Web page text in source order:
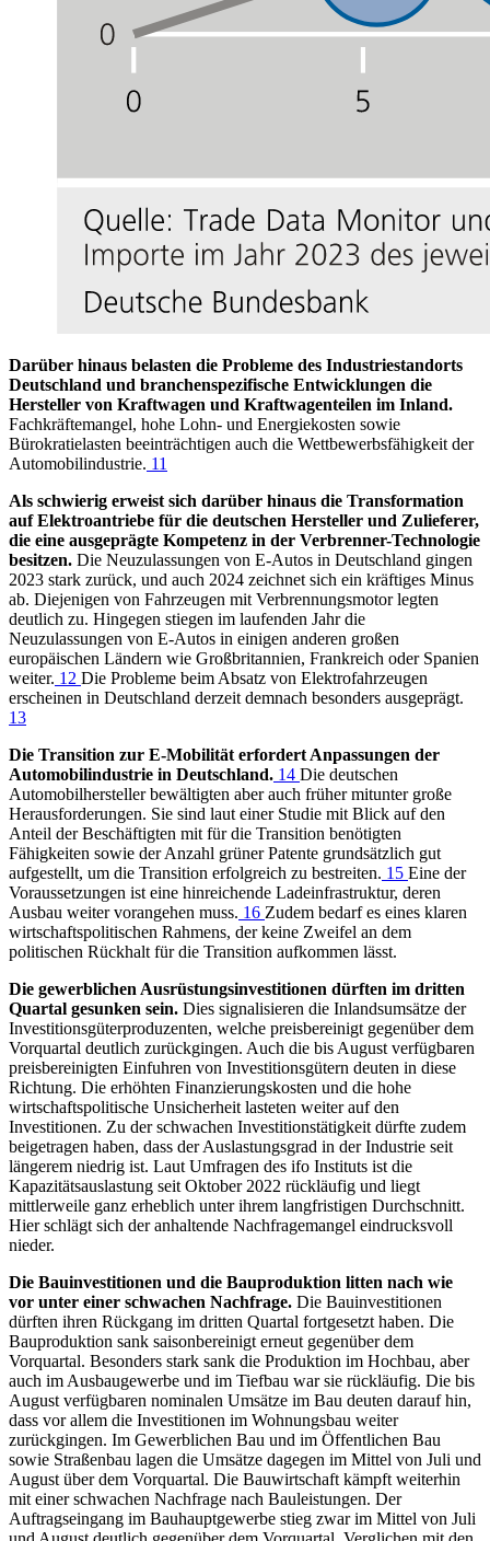
Darüber hinaus belasten die Probleme des Industriestandorts
Deutschland und branchenspezifische Entwicklungen die
Hersteller von Kraftwagen und Kraftwagenteilen im Inland.
Fachkräftemangel, hohe Lohn- und Energiekosten sowie
Bürokratielasten beeinträchtigen auch die Wettbewerbsfähigkeit der
Automobilindustrie. 11
Als schwierig erweist sich darüber hinaus die Transformation
auf Elektroantriebe für die deutschen Hersteller und Zulieferer,
die eine ausgeprägte Kompetenz in der Verbrenner-Technologie
besitzen. Die Neuzulassungen von E-Autos in Deutschland gingen
2023 stark zurück, und auch 2024 zeichnet sich ein kräftiges Minus
ab. Diejenigen von Fahrzeugen mit Verbrennungsmotor legten
deutlich zu. Hingegen stiegen im laufenden Jahr die
Neuzulassungen von E-Autos in einigen anderen großen
europäischen Ländern wie Großbritannien, Frankreich oder Spanien
weiter. 12 Die Probleme beim Absatz von Elektrofahrzeugen
erscheinen in Deutschland derzeit demnach besonders ausgeprägt.
13
Die Transition zur E-Mobilität erfordert Anpassungen der
Automobilindustrie in Deutschland. 14 Die deutschen
Automobilhersteller bewältigten aber auch früher mitunter große
Herausforderungen. Sie sind laut einer Studie mit Blick auf den
Anteil der Beschäftigten mit für die Transition benötigten
Fähigkeiten sowie der Anzahl grüner Patente grundsätzlich gut
aufgestellt, um die Transition erfolgreich zu bestreiten. 15 Eine der
Voraussetzungen ist eine hinreichende Ladeinfrastruktur, deren
Ausbau weiter vorangehen muss. 16 Zudem bedarf es eines klaren
wirtschaftspolitischen Rahmens, der keine Zweifel an dem
politischen Rückhalt für die Transition aufkommen lässt.
Die gewerblichen Ausrüstungsinvestitionen dürften im dritten
Quartal gesunken sein. Dies signalisieren die Inlandsumsätze der
Investitionsgüterproduzenten, welche preisbereinigt gegenüber dem
Vorquartal deutlich zurückgingen. Auch die bis August verfügbaren
preisbereinigten Einfuhren von Investitionsgütern deuten in diese
Richtung. Die erhöhten Finanzierungskosten und die hohe
wirtschaftspolitische Unsicherheit lasteten weiter auf den
Investitionen. Zu der schwachen Investitionstätigkeit dürfte zudem
beigetragen haben, dass der Auslastungsgrad in der Industrie seit
längerem niedrig ist. Laut Umfragen des ifo Instituts ist die
Kapazitätsauslastung seit Oktober 2022 rückläufig und liegt
mittlerweile ganz erheblich unter ihrem langfristigen Durchschnitt.
Hier schlägt sich der anhaltende Nachfragemangel eindrucksvoll
nieder.
Die Bauinvestitionen und die Bauproduktion litten nach wie
vor unter einer schwachen Nachfrage. Die Bauinvestitionen
dürften ihren Rückgang im dritten Quartal fortgesetzt haben. Die
Bauproduktion sank saisonbereinigt erneut gegenüber dem
Vorquartal. Besonders stark sank die Produktion im Hochbau, aber
auch im Ausbaugewerbe und im Tiefbau war sie rückläufig. Die bis
August verfügbaren nominalen Umsätze im Bau deuten darauf hin,
dass vor allem die Investitionen im Wohnungsbau weiter
zurückgingen. Im Gewerblichen Bau und im Öffentlichen Bau
sowie Straßenbau lagen die Umsätze dagegen im Mittel von Juli und
August über dem Vorquartal. Die Bauwirtschaft kämpft weiterhin
mit einer schwachen Nachfrage nach Bauleistungen. Der
Auftragseingang im Bauhauptgewerbe stieg zwar im Mittel von Juli